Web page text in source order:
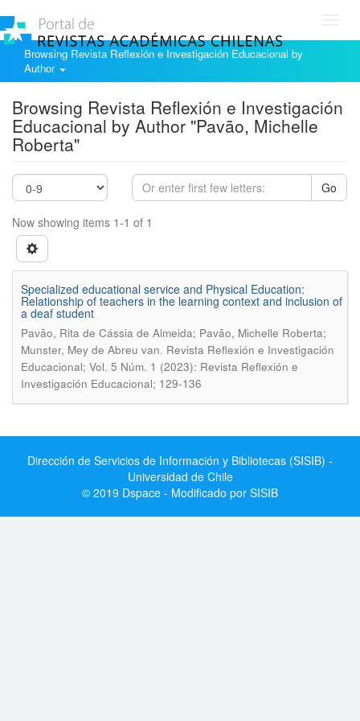
Browsing Revista Reflexión e Investigación Educacional by
Author
Browsing Revista Reflexión e Investigación
Educacional by Author "Pavão, Michelle
Roberta"
Go
Now showing items 1-1 of 1
Specialized educational service and Physical Education:
Relationship of teachers in the learning context and inclusion of
a deaf student
Pavão, Rita de Cássia de Almeida; Pavão, Michelle Roberta;
Munster, Mey de Abreu van. Revista Reflexión e Investigación
Educacional; Vol. 5 Núm. 1 (2023): Revista Reflexión e
Investigación Educacional; 129-136
Dirección de Servicios de Información y Bibliotecas (SISIB) -
Universidad de Chile
© 2019 Dspace - Modificado por SISIB